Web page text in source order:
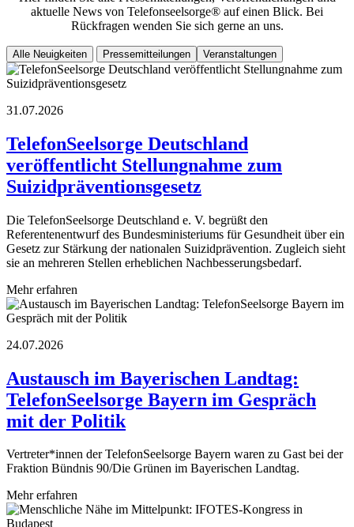
aktuelle News von Telefonseelsorge® auf einen Blick. Bei
Rückfragen wenden Sie sich gerne an uns.
Alle Neuigkeiten Pressemitteilungen Veranstaltungen
31.07.2026
TelefonSeelsorge Deutschland
veröffentlicht Stellungnahme zum
Suizidpräventionsgesetz
Die TelefonSeelsorge Deutschland e. V. begrüßt den
Referentenentwurf des Bundesministeriums für Gesundheit über ein
Gesetz zur Stärkung der nationalen Suizidprävention. Zugleich sieht
sie an mehreren Stellen erheblichen Nachbesserungsbedarf.
Mehr erfahren
24.07.2026
Austausch im Bayerischen Landtag:
TelefonSeelsorge Bayern im Gespräch
mit der Politik
Vertreter*innen der TelefonSeelsorge Bayern waren zu Gast bei der
Fraktion Bündnis 90/Die Grünen im Bayerischen Landtag.
Mehr erfahren